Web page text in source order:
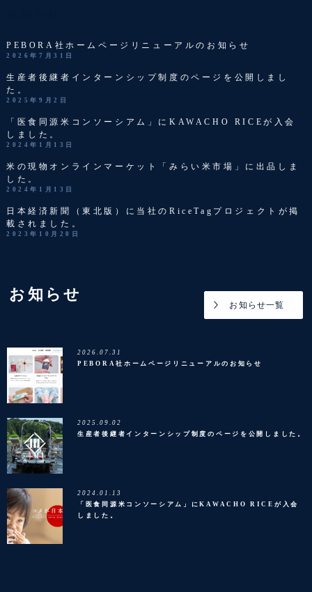
PEBORA社ホームページリニューアルのお知らせ
2026年7月31日
生産者後継者インターンシップ制度のページを公開しまし
た。
2025年9月2日
「医食同源米コンソーシアム」にKAWACHO RICEが入会
しました。
2024年1月13日
米の現物オンラインマーケット「みらい米市場」に出品しま
した。
2024年1月13日
日本経済新聞（東北版）に当社のRiceTagプロジェクトが掲
載されました。
2023年10月20日
お知らせ
お知らせ一覧
2026.07.31
PEBORA社ホームページリニューアルのお知らせ
2025.09.02
生産者後継者インターンシップ制度のページを公開しました。
2024.01.13
「医食同源米コンソーシアム」にKAWACHO RICEが入会
しました。